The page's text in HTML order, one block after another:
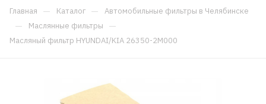
Главная — Каталог — Автомобильные фильтры в Челябинске
— Маслянные фильтры —
Масляный фильтр HYUNDAI/KIA 26350-2M000